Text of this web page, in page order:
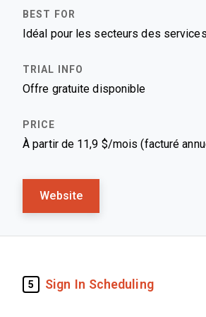
Idéal pour les secteurs des services
Offre gratuite disponible
À partir de 11,9 $/mois (facturé
Website
5 Sign In Scheduling